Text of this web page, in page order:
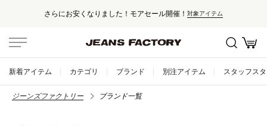
さらにお安くなりました！モアセール開催！ 対象アイテム
新着アイテム カテゴリ ブランド 別注アイテム スタッフス
ジーンズファクトリー ブランド一覧